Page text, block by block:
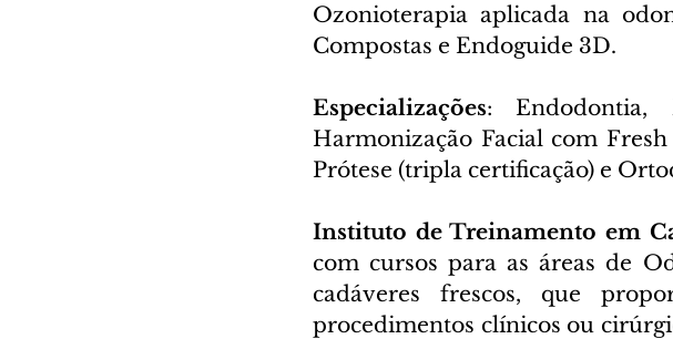
Ozonioterapia aplicada na
Compostas e Endoguide 3D.
Especializações: Endodontia,
Harmonização Facial com
Prótese (tripla certificação) e
Instituto de Treinamento em
com cursos para as áreas de
cadáveres frescos, que
procedimentos clínicos ou